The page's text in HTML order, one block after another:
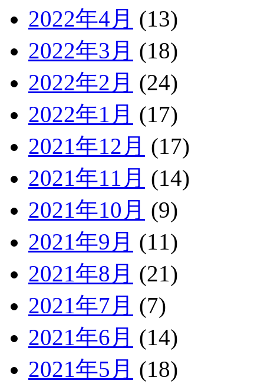
2022年4月 (13)
2022年3月 (18)
2022年2月 (24)
2022年1月 (17)
2021年12月 (17)
2021年11月 (14)
2021年10月 (9)
2021年9月 (11)
2021年8月 (21)
2021年7月 (7)
2021年6月 (14)
2021年5月 (18)